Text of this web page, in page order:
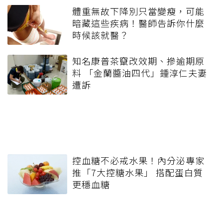
體重無故下降別只當變瘦，可能
暗藏這些疾病！醫師告訴你什麼
時候該就醫？
知名康普茶竄改效期、摻逾期原
料 「金蘭醬油四代」鍾淳仁夫妻
遭訴
控血糖不必戒水果！內分泌專家
推「7大控糖水果」 搭配蛋白質
更穩血糖